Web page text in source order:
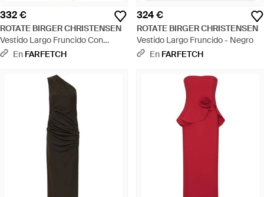
332 €
ROTATE BIRGER CHRISTENSEN
Vestido Largo Fruncido Con
Ribete De Encaje - Blanco
En FARFETCH
324 €
ROTATE BIRGER CHRISTENSEN
Vestido Largo Fruncido - Negro
En FARFETCH